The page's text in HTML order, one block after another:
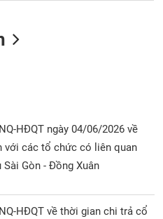
HĐQT ngày 04/06/2026 về
với các tổ chức có liên quan
Sài Gòn - Đồng Xuân
HĐQT về thời gian chi trả cổ